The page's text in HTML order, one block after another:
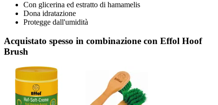
Con glicerina ed estratto di hamamelis
Dona idratazione
Protegge dall'umidità
Acquistato spesso in combinazione con Effol Hoof
Brush